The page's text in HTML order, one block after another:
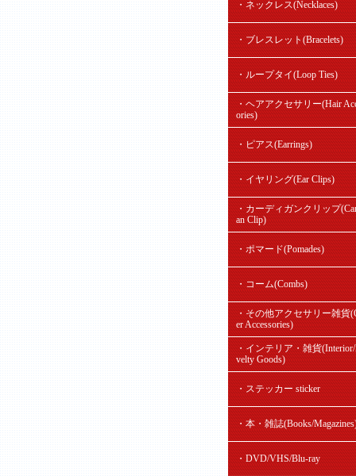
・ネックレス(Necklaces)
・ブレスレット(Bracelets)
・ループタイ(Loop Ties)
・ヘアアクセサリー(Hair
ories)
・ピアス(Earrings)
・イヤリング(Ear Clips)
・カーディガンクリップ
an Clip)
・ポマード(Pomades)
・コーム(Combs)
・その他アクセサリー雑貨
er Accessories)
・インテリア・雑貨
velty Goods)
・ステッカー sticker
・本・雑誌(Books/
・DVD/VHS/Blu-ray